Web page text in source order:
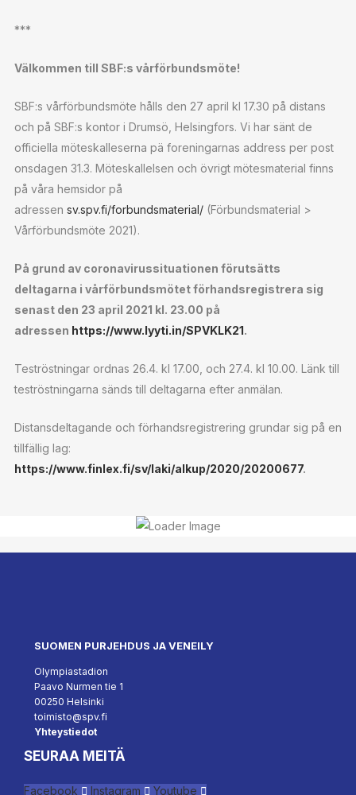
***
Välkommen till SBF:s vårförbundsmöte!
SBF:s vårförbundsmöte hålls den 27 april kl 17.30 på distans
och på SBF:s kontor i Drumsö, Helsingfors. Vi har sänt de
officiella möteskalleserna pä foreningarnas address per post
onsdagen 31.3. Möteskallelsen och övrigt mötesmaterial finns
på våra hemsidor på
adressen sv.spv.fi/forbundsmaterial/(Förbundsmaterial >
Vårförbundsmöte 2021).
På grund av coronavirussituationen förutsätts
deltagarna i vårförbundsmötet förhandsregistrera sig
senast den 23 april 2021 kl. 23.00 på
adressen https://www.lyyti.in/SPVKLK21.
Teströstningar ordnas 26.4. kl 17.00, och 27.4. kl 10.00. Länk till
teströstningarna sänds till deltagarna efter anmälan.
Distansdeltagande och förhandsregistrering grundar sig på en
tillfällig lag:
https://www.finlex.fi/sv/laki/alkup/2020/20200677.
SUOMEN PURJEHDUS JA VENEILY
Olympiastadion
Paavo Nurmen tie 1
00250 Helsinki
toimisto@spv.fi
Yhteystiedot
SEURAA MEITÄ
Facebook Instagram Youtube